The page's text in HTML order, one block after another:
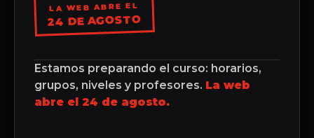
LA WEB ABRE EL
24 DE AGOSTO
Estamos preparando el curso: horarios,
grupos, niveles y profesores. La web
abre el 24 de agosto.